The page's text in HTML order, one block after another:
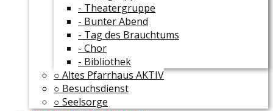
- Theatergruppe
- Bunter Abend
- Tag des Brauchtums
- Chor
- Bibliothek
○ Altes Pfarrhaus AKTIV
○ Besuchsdienst
○ Seelsorge